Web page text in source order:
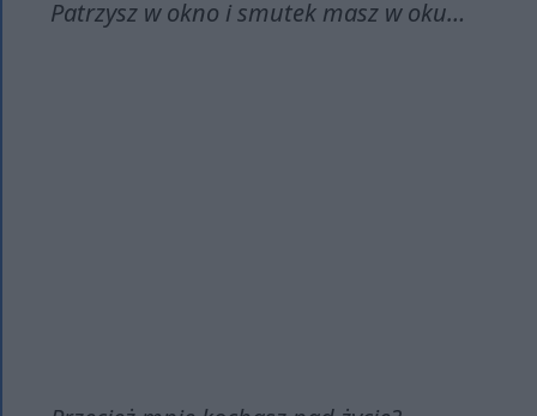
Patrzysz w okno i smutek masz w oku…